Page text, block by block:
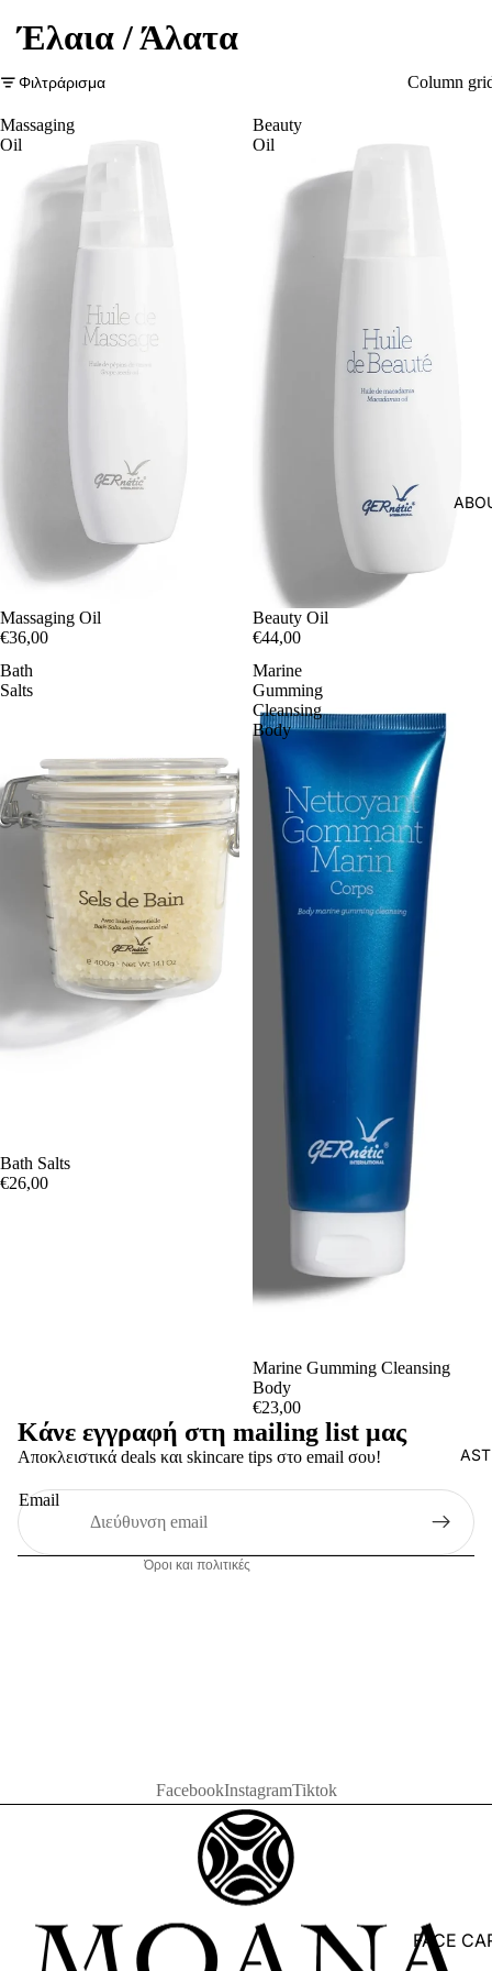
FACE
Έλαια / Άλατα
Φιλτράρισμα Column
Massaging
Oil
Massaging Oil
€36,00
Beauty
Oil
Beauty Oil
€44,00
Bath
Salts
Bath Salts
€26,00
Marine
Gumming
Cleansing
Body
Marine Gumming Cleansing
Body
€23,00
Κάνε εγγραφή στη mailing list μας
Αποκλειστικά deals και skincare tips στο email σου!
Email
Όροι και πολιτικές
Πολιτική επιστροφής χρημάτων
Πληροφορίες επικοινωνίας
Πολιτική αποστολής
Νομική ειδοποίηση
FacebookInstagramTiktok